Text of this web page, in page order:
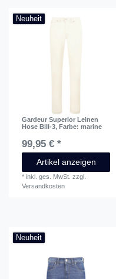
Neuheit
Gardeur Superior Leinen
Hose Bill-3, Farbe: marine
99,95 € *
Artikel anzeigen
*inkl. ges. MwSt. zzgl.
Versandkosten
Neuheit